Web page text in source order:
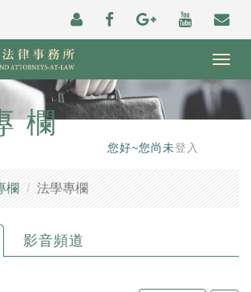
欄
您好~您尚未登入
欄 法學專欄
影音頻道